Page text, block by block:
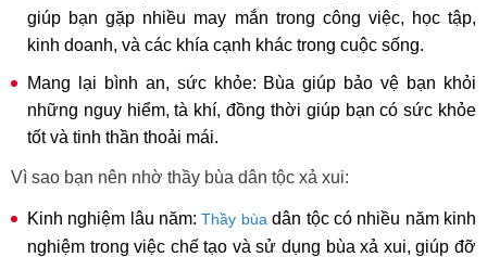
giúp bạn gặp nhiều may mắn trong công việc, học tập,
kinh doanh, và các khía cạnh khác trong cuộc sống.
Mang lại bình an, sức khỏe: Bùa giúp bảo vệ bạn khỏi
những nguy hiểm, tà khí, đồng thời giúp bạn có sức khỏe
tốt và tinh thần thoải mái.
Vì sao bạn nên nhờ thầy bùa dân tộc xả xui:
Kinh nghiệm lâu năm:Thầy bùa dân tộc có nhiều năm kinh
nghiệm trong việc chế tạo và sử dụng bùa xả xui, giúp đỡ